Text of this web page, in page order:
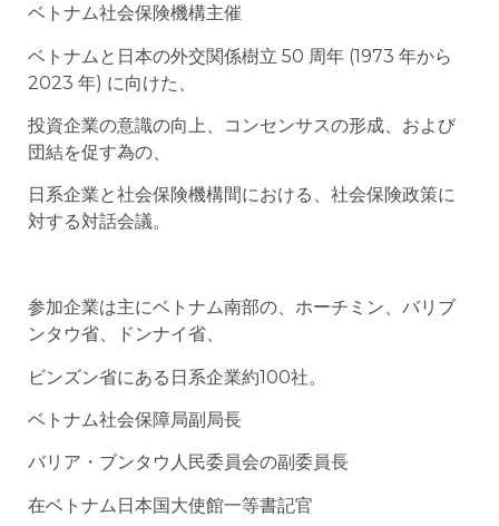
ベトナム社会保険機構主催
ベトナムと日本の外交関係樹立 50 周年 (1973 年から
2023 年) に向けた、
投資企業の意識の向上、コンセンサスの形成、および
団結を促す為の、
日系企業と社会保険機構間における、社会保険政策に
対する対話会議。
参加企業は主にベトナム南部の、ホーチミン、バリブ
ンタウ省、ドンナイ省、
ビンズン省にある日系企業約100社。
ベトナム社会保障局副局長
バリア・ブンタウ人民委員会の副委員長
在ベトナム日本国大使館一等書記官